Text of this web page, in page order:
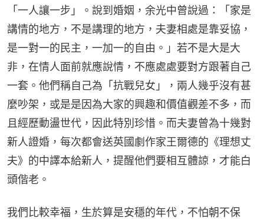
「一人讓一步」。說到婚姻，余光中曾說過：「家是
講情的地方，不是講理的地方，夫妻相處是靠妥協，
是一對一的民主，一加一的自由。」若不是大是大
非，在情人面前就應說情，不應處處要對方跟著自己
一套。他們稱自己為「抗戰兒女」，兩人幾乎沒有甚
麼吵架，或是是因為大家的興趣和價值觀差不多，而
且經歷動盪世代，因此特別珍惜。而夫妻曾為十幾對
新人證婚，每次都會送英國劇作家王爾德的《理想丈
夫》的中譯本給新人，提醒他們要相互體諒，才能白
頭偕老。
我們比較幸福，生於算是安穩的年代，不怕朝不保